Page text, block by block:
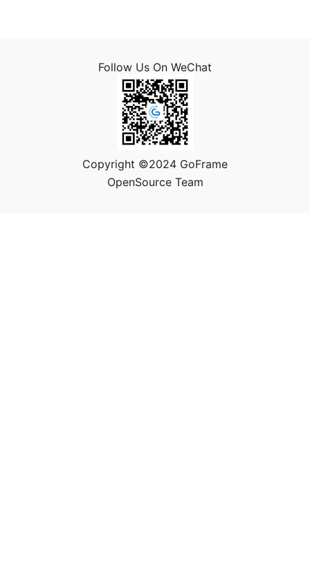
Follow Us On WeChat
Copyright ©2024 GoFrame
OpenSource Team